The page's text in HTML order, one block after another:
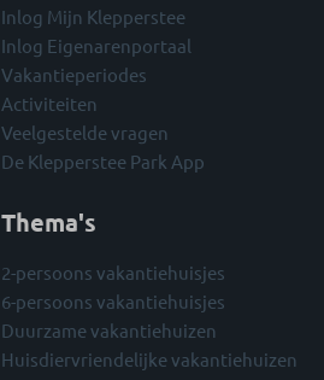
Inlog Mijn Klepperstee
Inlog Eigenarenportaal
Vakantieperiodes
Activiteiten
Veelgestelde vragen
De Klepperstee Park App
Thema's
2-persoons vakantiehuisjes
6-persoons vakantiehuisjes
Duurzame vakantiehuizen
Huisdiervriendelijke vakantiehuizen